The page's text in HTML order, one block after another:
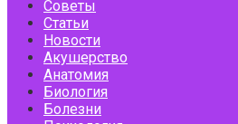
Советы
Статьи
Новости
Акушерство
Анатомия
Биология
Болезни